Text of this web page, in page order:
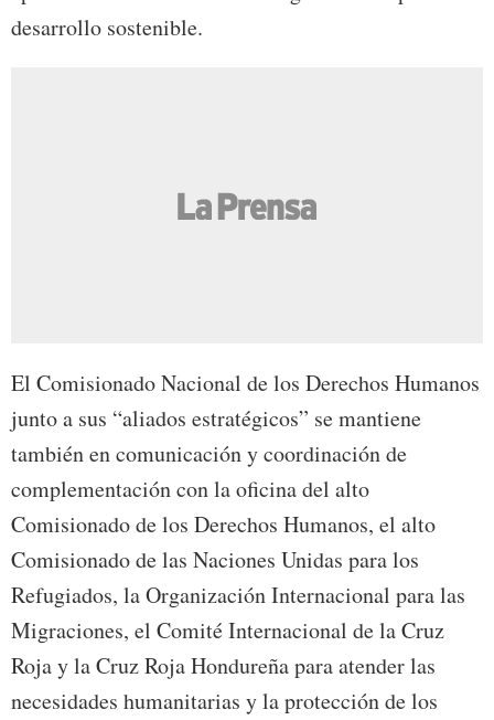
desarrollo sostenible.
El Comisionado Nacional de los Derechos Humanos
junto a sus “aliados estratégicos” se mantiene
también en comunicación y coordinación de
complementación con la oficina del alto
Comisionado de los Derechos Humanos, el alto
Comisionado de las Naciones Unidas para los
Refugiados, la Organización Internacional para las
Migraciones, el Comité Internacional de la Cruz
Roja y la Cruz Roja Hondureña para atender las
necesidades humanitarias y la protección de los